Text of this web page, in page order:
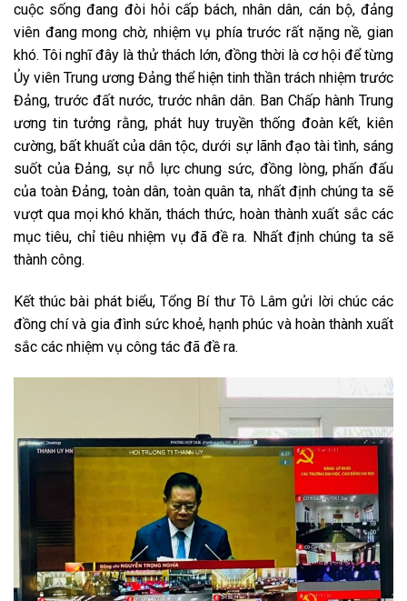
cuộc sống đang đòi hỏi cấp bách, nhân dân, cán bộ, đảng
viên đang mong chờ, nhiệm vụ phía trước rất nặng nề, gian
khó. Tôi nghĩ đây là thử thách lớn, đồng thời là cơ hội để từng
Ủy viên Trung ương Đảng thể hiện tinh thần trách nhiệm trước
Đảng, trước đất nước, trước nhân dân. Ban Chấp hành Trung
ương tin tưởng rằng, phát huy truyền thống đoàn kết, kiên
cường, bất khuất của dân tộc, dưới sự lãnh đạo tài tình, sáng
suốt của Đảng, sự nỗ lực chung sức, đồng lòng, phấn đấu
của toàn Đảng, toàn dân, toàn quân ta, nhất định chúng ta sẽ
vượt qua mọi khó khăn, thách thức, hoàn thành xuất sắc các
mục tiêu, chỉ tiêu nhiệm vụ đã đề ra. Nhất định chúng ta sẽ
thành công.
Kết thúc bài phát biểu, Tổng Bí thư Tô Lâm gửi lời chúc các
đồng chí và gia đình sức khoẻ, hạnh phúc và hoàn thành xuất
sắc các nhiệm vụ công tác đã đề ra.